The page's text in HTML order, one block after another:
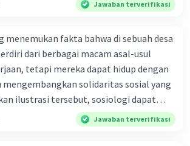
Jawaban terverifikasi
menemukan fakta bahwa di sebuah desa
dari berbagai macam asal-usul
tetapi mereka dapat hidup dengan
mengembangkan solidaritas sosial yang
ilustrasi tersebut, sosiologi dapat
ilmu yang ....
Jawaban terverifikasi